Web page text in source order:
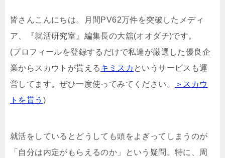
皆さんこんにちは。月間PV62万件を突破したメディ
ア、『就活研究室』編集長の大舘(オオダチ)です。
(プロフィールを登録するだけで私達が厳選した優良企
業からスカウトが貰えるキミスカ というサービスも運
営してます。ぜひ一度使ってみてください。
＞スカウ
トを貰う )
就活をしているとどうしても頭をよぎってしまうのが
「自分は内定がもらえるのか」という疑問。特に、周